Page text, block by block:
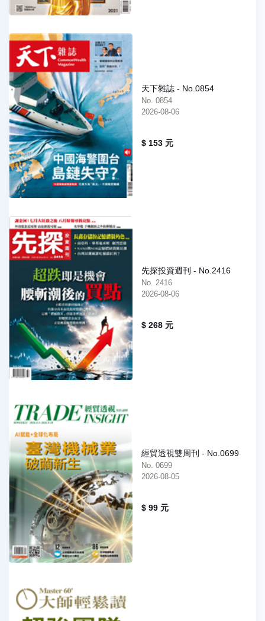
天下雜誌 - No.0854
No. 0854
2026-08-06
$ 153 元
先探投資週刊 - No.2416
No. 2416
2026-08-06
$ 268 元
經貿透視雙周刊 - No.0699
No. 0699
2026-08-05
$ 99 元